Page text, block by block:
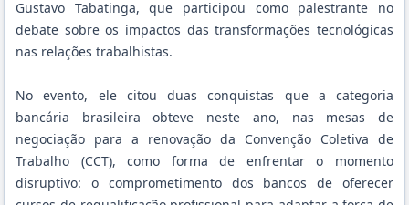
Gustavo Tabatinga, que participou como palestrante no
debate sobre os impactos das transformações tecnológicas
nas relações trabalhistas.
No evento, ele citou duas conquistas que a categoria
bancária brasileira obteve neste ano, nas mesas de
negociação para a renovação da Convenção Coletiva de
Trabalho (CCT), como forma de enfrentar o momento
disruptivo: o comprometimento dos bancos de oferecer